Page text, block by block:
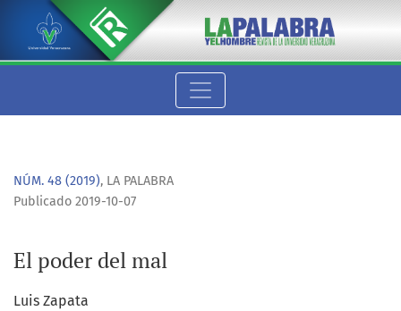
El poder del mal
NÚM. 48 (2019), LA PALABRA
El poder del mal
Publicado 2019-10-07
Luis Zapata